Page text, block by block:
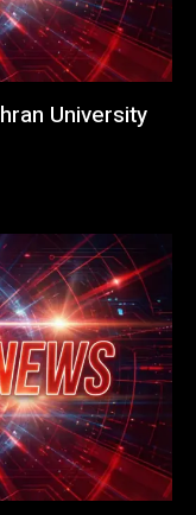
University